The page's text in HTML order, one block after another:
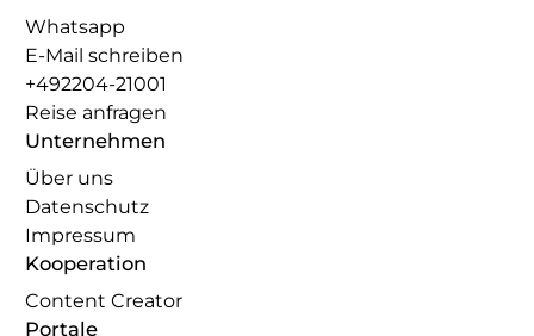
Whatsapp
E-Mail schreiben
+492204-21001
Reise anfragen
Unternehmen
Über uns
Datenschutz
Impressum
Kooperation
Content Creator
Portale